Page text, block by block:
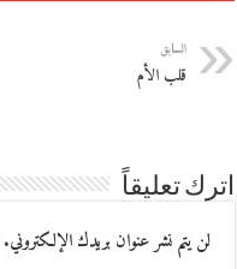
السابق
قلب الأم
اترك تعليقاً
لن يتم نشر عنوان بريدك الإلكتروني.